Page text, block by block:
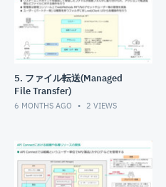
5. ファイル転送(Managed
File Transfer)
6 MONTHS AGO 2 VIEWS